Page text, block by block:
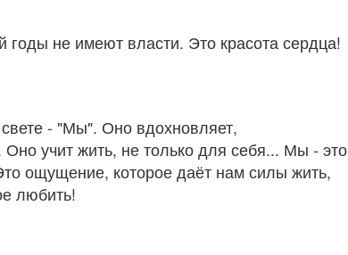
годы не имеют власти. Это красота сердца!
- "Мы". Оно вдохновляет,
учит жить, не только для себя... Мы - это
ощущение, которое даёт нам силы жить,
любить!